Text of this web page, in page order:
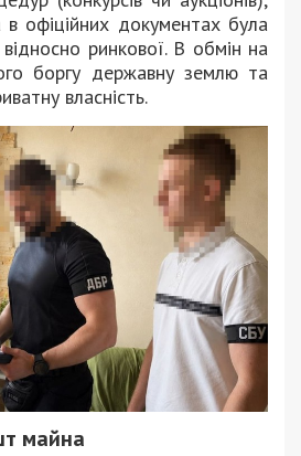
в офіційних документах була
ринкової. В обмін на
боргу державну землю та
власність.
майна